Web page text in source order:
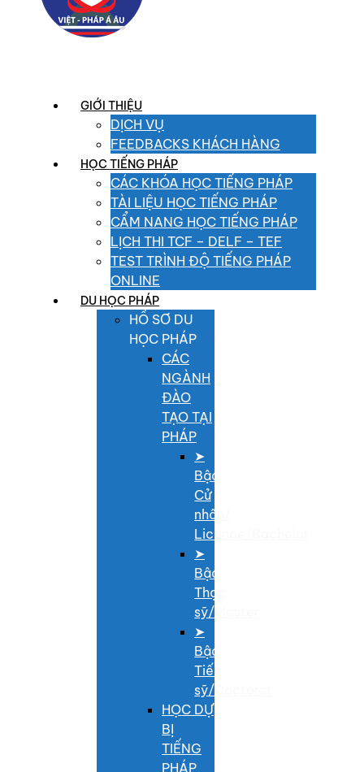
GIỚI THIỆU
DỊCH VỤ
FEEDBACKS KHÁCH HÀNG
HỌC TIẾNG PHÁP
CÁC KHÓA HỌC TIẾNG PHÁP
TÀI LIỆU HỌC TIẾNG PHÁP
CẨM NANG HỌC TIẾNG PHÁP
LỊCH THI TCF – DELF – TEF
TEST TRÌNH ĐỘ TIẾNG PHÁP
ONLINE
DU HỌC PHÁP
HỒ SƠ DU
HỌC PHÁP
CÁC
NGÀNH
ĐÀO
TẠO TẠI
PHÁP
➤
Bậc
Cử
nhân/
Licence/Bachelor
➤
Bậc
Thạc
sỹ/Master
➤
Bậc
Tiến
sỹ/Doctorat
HỌC DỰ
BỊ
TIẾNG
PHÁP